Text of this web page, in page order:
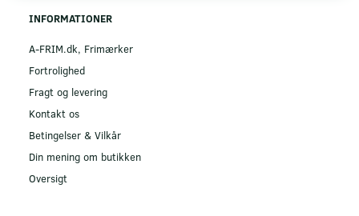
INFORMATIONER
A-FRIM.dk, Frimærker
Fortrolighed
Fragt og levering
Kontakt os
Betingelser & Vilkår
Din mening om butikken
Oversigt